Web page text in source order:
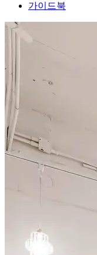
가이드북